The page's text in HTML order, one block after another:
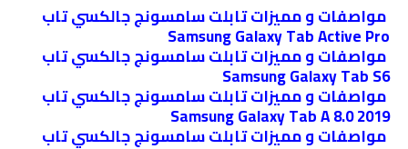
مواصفات و مميزات تابلت سامسونج جالكسي تاب
Samsung Galaxy Tab Active Pro
مواصفات و مميزات تابلت سامسونج جالكسي تاب
Samsung Galaxy Tab S6
مواصفات و مميزات تابلت سامسونج جالكسي تاب
2019 Samsung Galaxy Tab A 8.0
مواصفات و مميزات تابلت سامسونج جالكسي تاب